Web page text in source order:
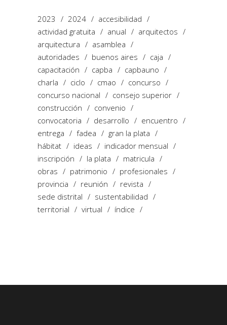
2023 2024
accesibilidad
actividad gratuita
anual
arquitectos
arquitectura
asamblea
autoridades
buenos aires
caja
capacitación
capba
capbauno
charla
ciclo cmao
concurso
concurso nacional
consejo superior
construcción
convenio
convocatoria
desarrollo
encuentro
entrega
fadea
gran la plata
hábitat
ideas
indicador mensual
inscripción
la plata
matricula
obras
patrimonio
profesionales
provincia
reunión
revista
sede distrital
sustentabilidad
territorial
virtual índice